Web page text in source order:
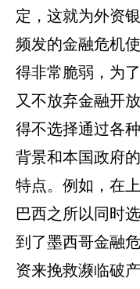
定，这就为外资
频发的金融危机
得非常脆弱，为
又不放弃金融开
得不选择通过各
背景和本国政府
特点。例如，在
巴西之所以同时
到了墨西哥金融
资来挽救濒临破